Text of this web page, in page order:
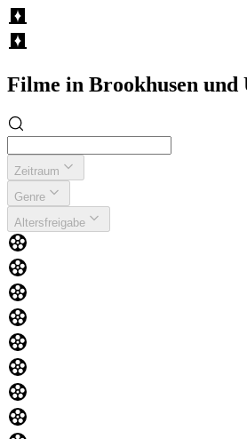
Filme in Brookhusen und
Zeitraum
Genre
Altersfreigabe